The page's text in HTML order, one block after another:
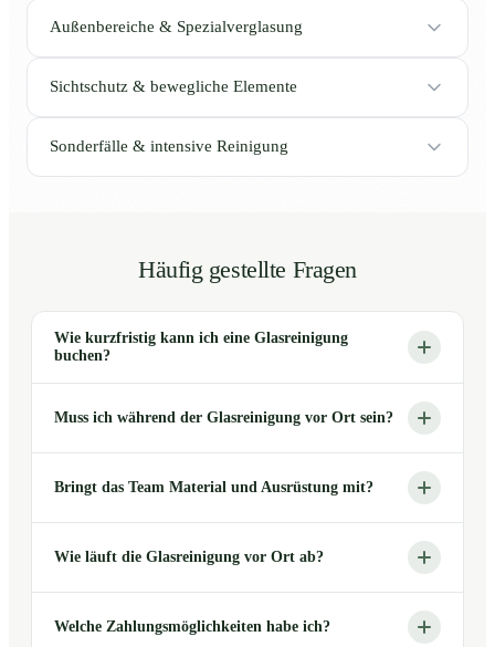
Außenbereiche & Spezialverglasung
Sichtschutz & bewegliche Elemente
Sonderfälle & intensive Reinigung
Häufig gestellte Fragen
Wie kurzfristig kann ich eine Glasreinigung
buchen?
Muss ich während der Glasreinigung vor Ort sein?
Bringt das Team Material und Ausrüstung mit?
Wie läuft die Glasreinigung vor Ort ab?
Welche Zahlungsmöglichkeiten habe ich?